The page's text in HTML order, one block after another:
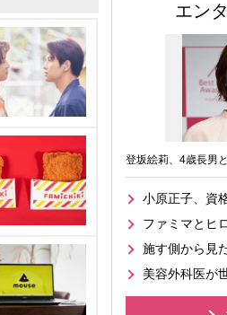
エン
登坂絵莉、4歳長男
小原正子、資
ファミマとヒ
施す側から見
美容外科医が